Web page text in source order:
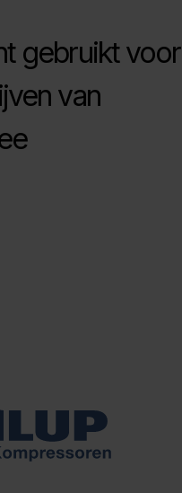
gebruikt voor
van